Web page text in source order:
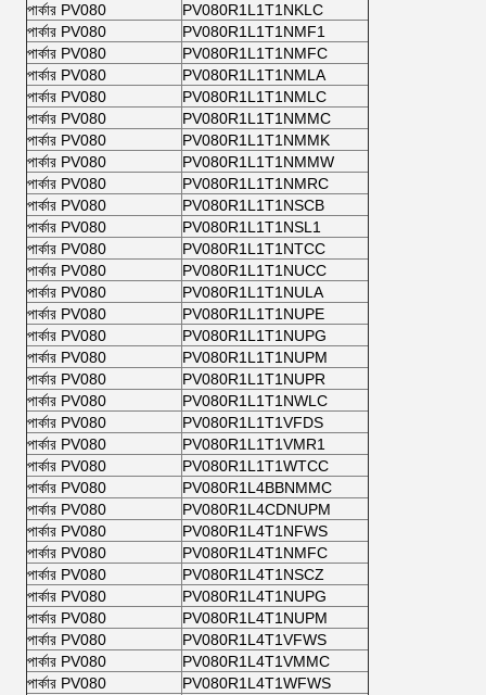
পার্কার PV080
PV080R1L1T1NKLC
পার্কার PV080
PV080R1L1T1NMF1
পার্কার PV080
PV080R1L1T1NMFC
পার্কার PV080
PV080R1L1T1NMLA
পার্কার PV080
PV080R1L1T1NMLC
পার্কার PV080
PV080R1L1T1NMMC
পার্কার PV080
PV080R1L1T1NMMK
পার্কার PV080
PV080R1L1T1NMMW
পার্কার PV080
PV080R1L1T1NMRC
পার্কার PV080
PV080R1L1T1NSCB
পার্কার PV080
PV080R1L1T1NSL1
পার্কার PV080
PV080R1L1T1NTCC
পার্কার PV080
PV080R1L1T1NUCC
পার্কার PV080
PV080R1L1T1NULA
পার্কার PV080
PV080R1L1T1NUPE
পার্কার PV080
PV080R1L1T1NUPG
পার্কার PV080
PV080R1L1T1NUPM
পার্কার PV080
PV080R1L1T1NUPR
পার্কার PV080
PV080R1L1T1NWLC
পার্কার PV080
PV080R1L1T1VFDS
পার্কার PV080
PV080R1L1T1VMR1
পার্কার PV080
PV080R1L1T1WTCC
পার্কার PV080
PV080R1L4BBNMMC
পার্কার PV080
PV080R1L4CDNUPM
পার্কার PV080
PV080R1L4T1NFWS
পার্কার PV080
PV080R1L4T1NMFC
পার্কার PV080
PV080R1L4T1NSCZ
পার্কার PV080
PV080R1L4T1NUPG
পার্কার PV080
PV080R1L4T1NUPM
পার্কার PV080
PV080R1L4T1VFWS
পার্কার PV080
PV080R1L4T1VMMC
পার্কার PV080
PV080R1L4T1WFWS